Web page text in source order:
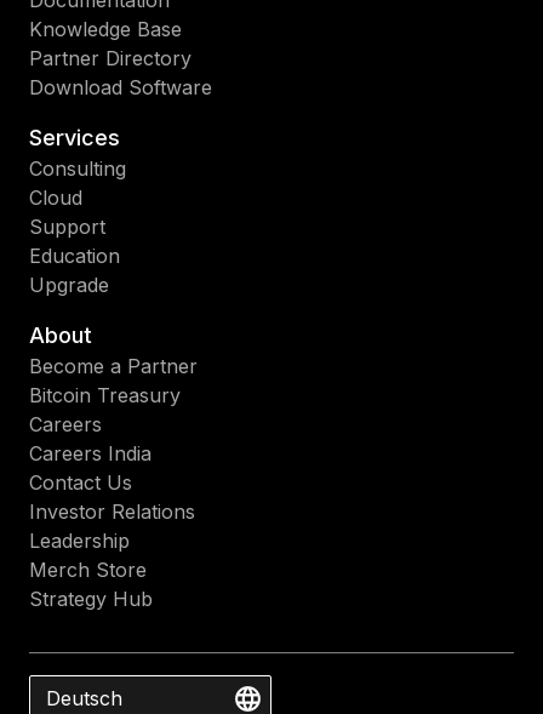
Knowledge Base
Partner Directory
Download Software
Services
Consulting
Cloud
Support
Education
Upgrade
About
Become a Partner
Bitcoin Treasury
Careers
Careers India
Contact Us
Investor Relations
Leadership
Merch Store
Strategy Hub
Deutsch